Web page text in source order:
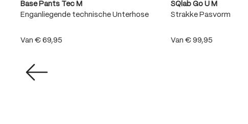
Base Pants Tec M
Enganliegende technische Unterhose
Van € 69,95
SQlab Go U M
Strakke Pasvorm
Van€ 99,95